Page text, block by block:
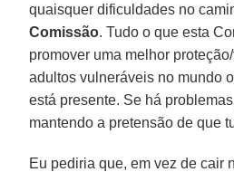
quaisquer dificuldades no
Comissão. Tudo o que esta
promover uma melhor
adultos vulneráveis no mundo
está presente. Se há
mantendo a pretensão de que
Eu pediria que, em vez de cair